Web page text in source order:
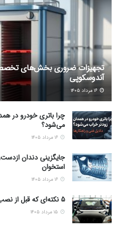
تجهیزات ضروری بخش‌های تخصصی
آندوسکوپی
چرا باتری خودرو در
می‌شود؟
جایگزینی دندان
استخوان
5 نکته‌ای که قبل از نصب شیشه جلو خودرو باید بدانید